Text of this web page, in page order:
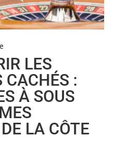
LES
CACHÉS :
À SOUS
LA CÔTE